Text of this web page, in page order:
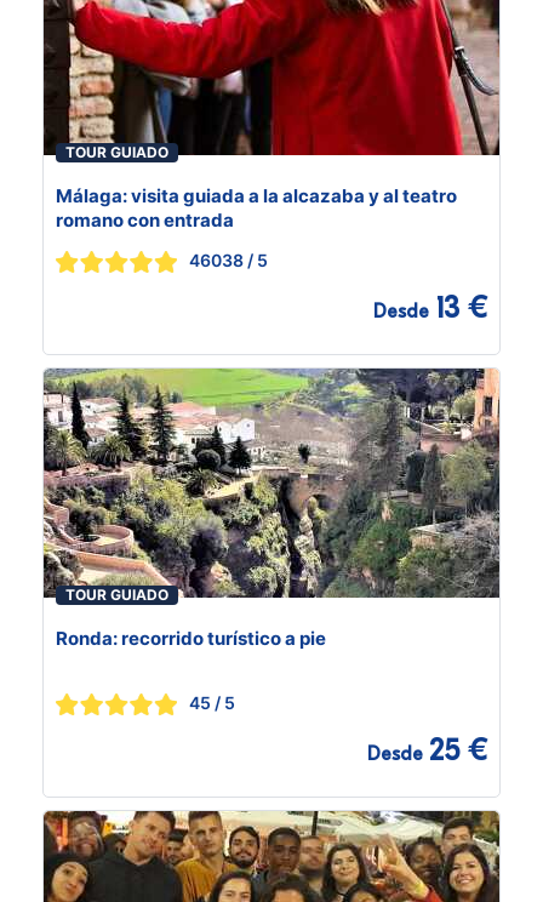
TOUR GUIADO
Málaga: visita guiada a la alcazaba y al teatro
romano con entrada
46038 / 5
Desde 13 €
TOUR GUIADO
Ronda: recorrido turístico a pie
45 / 5
Desde 25 €